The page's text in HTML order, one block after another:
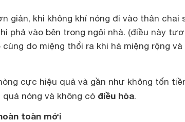
giản, khi không khí nóng đi vào thân chai
phả vào bên trong ngôi nhà. (điều này
do miệng thổi ra khi há miệng rộng và
cực hiệu quả và gần như không tốn
nóng và không có điều hòa.
toàn mới